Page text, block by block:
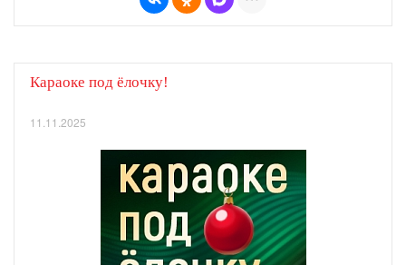
Караоке под ёлочку!
11.11.2025